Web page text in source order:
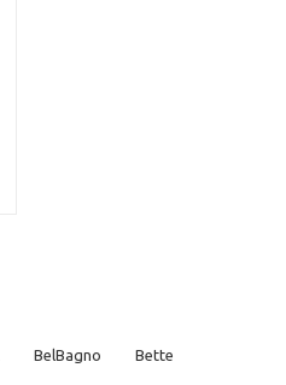
BelBagno Bette